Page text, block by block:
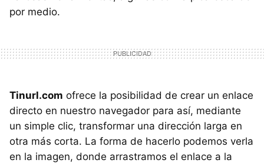
por medio.
Tinurl.com ofrece la posibilidad de crear un enlace
directo en nuestro navegador para así, mediante
un simple clic, transformar una dirección larga en
otra más corta. La forma de hacerlo podemos verla
en la imagen, donde arrastramos el enlace a la